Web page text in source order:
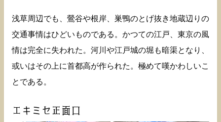
浅草周辺でも、鶯谷や根岸、巣鴨のとげ抜き地蔵辺りの
交通事情はひどいものである。かつての江戸、東京の風
情は完全に失われた。河川や江戸城の堀も暗渠となり、
或いはその上に首都高が作られた。極めて嘆かわしいこ
とである。
エキミセ正面口